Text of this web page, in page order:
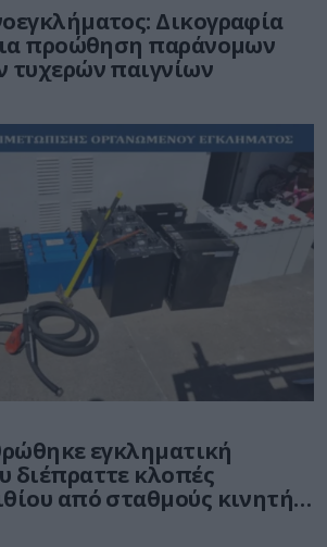
Δικογραφία
προώθηση παράνομων
τυχερών παιγνίων
εγκληματική
διέπραττε κλοπές
από σταθμούς κινητής